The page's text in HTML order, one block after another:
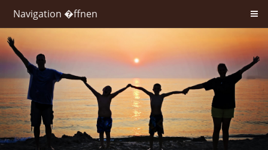
Navigation �ffnen